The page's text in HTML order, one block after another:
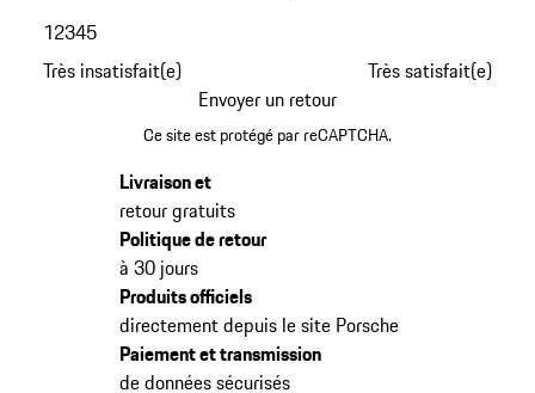
Très insatisfait(e)
12345
Très satisfait(e)
Envoyer un retour
Ce site est protégé par reCAPTCHA.
Livraison et
retour gratuits
Politique de retour
à 30 jours
Produits officiels
directement depuis le site Porsche
Paiement et transmission
de données sécurisés